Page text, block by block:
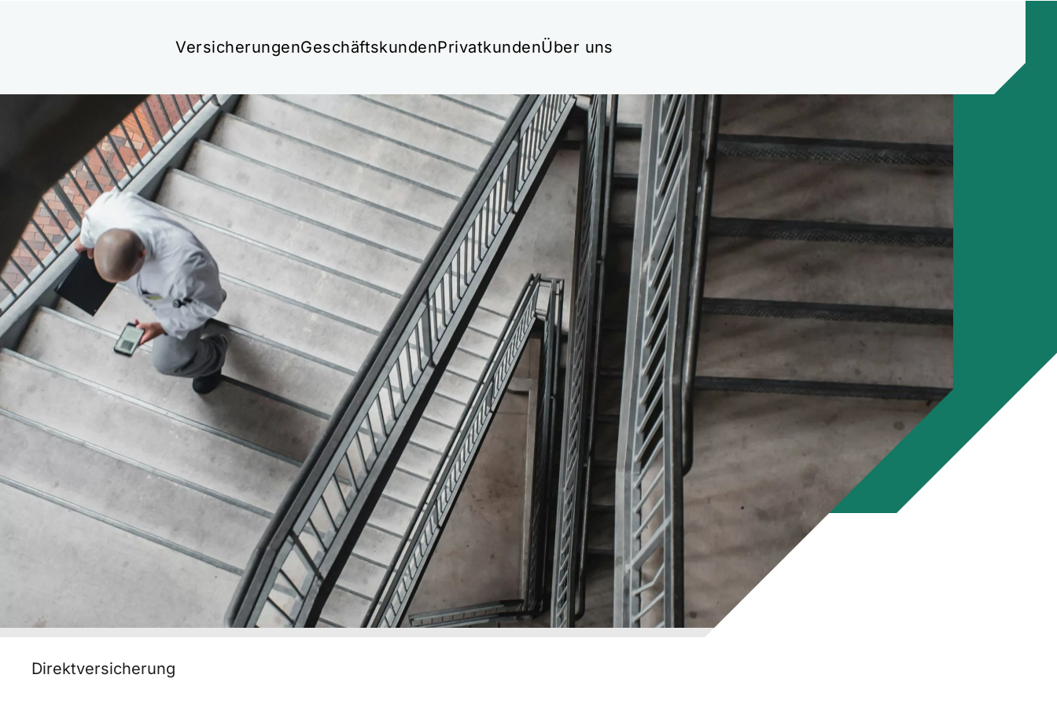
VersicherungenGeschäftskundenPrivatkundenÜber uns
Direktversicherung